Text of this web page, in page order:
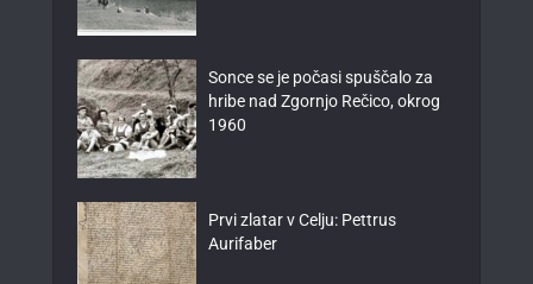
Sonce se je počasi spuščalo za
hribe nad Zgornjo Rečico, okrog
1960
Prvi zlatar v Celju: Pettrus
Aurifaber